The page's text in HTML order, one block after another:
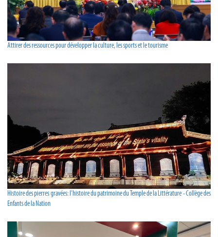
Attirer des ressources pour développer la culture, les sports et le tourisme
Histoire des pierres gravées: l'histoire du patrimoine du Temple de la Littérature - Collège des
Enfants de la Nation